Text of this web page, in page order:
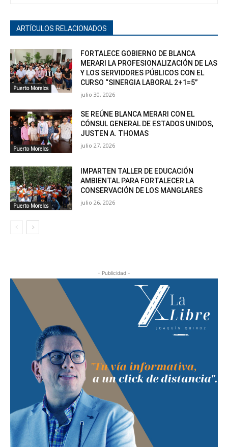
ARTÍCULOS RELACIONADOS
Puerto Morelos
FORTALECE GOBIERNO DE BLANCA
MERARI LA PROFESIONALIZACIÓN DE LAS
Y LOS SERVIDORES PÚBLICOS CON EL
CURSO “SINERGIA LABORAL 2+1=5”
julio 30, 2026
Puerto Morelos
SE REÚNE BLANCA MERARI CON EL
CÓNSUL GENERAL DE ESTADOS UNIDOS,
JUSTEN A. THOMAS
julio 27, 2026
Puerto Morelos
IMPARTEN TALLER DE EDUCACIÓN
AMBIENTAL PARA FORTALECER LA
CONSERVACIÓN DE LOS MANGLARES
julio 26, 2026
- Publicidad -